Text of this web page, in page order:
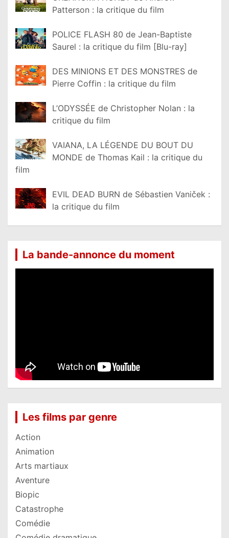
Patterson : la critique du film
POLICE FLASH 80 de Jean-Baptiste
Saurel : la critique du film [Blu-ray]
DES MINIONS ET DES MONSTRES de
Pierre Coffin : la critique du film
L’ODYSSÉE de Christopher Nolan : la
critique du film
VAIANA, LA LÉGENDE DU BOUT DU
MONDE de Thomas Kail : la critique du
film
EVIL DEAD BURN de Sébastien Vaniček :
la critique du film
La bande-annonce du moment
Les films par genre
Action
Animation
Arts martiaux
Aventure
Biopic
Catastrophe
Comédie